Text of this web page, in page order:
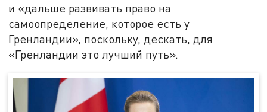
и «дальше развивать право на
самоопределение, которое есть у
Гренландии», поскольку, дескать, для
«Гренландии это лучший путь».